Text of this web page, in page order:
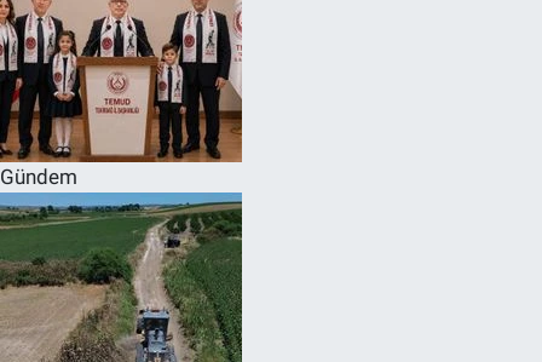
Gündem